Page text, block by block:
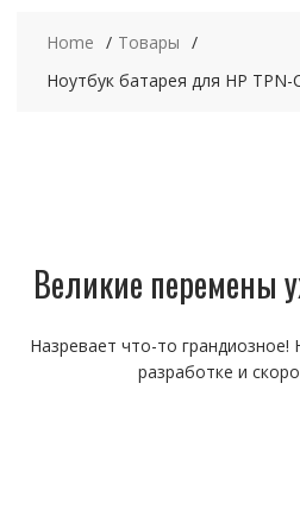
Home
Товары
Ноутбук батарея для HP TPN-
Великие перемены
Назревает что-то грандиозное!
разработке и